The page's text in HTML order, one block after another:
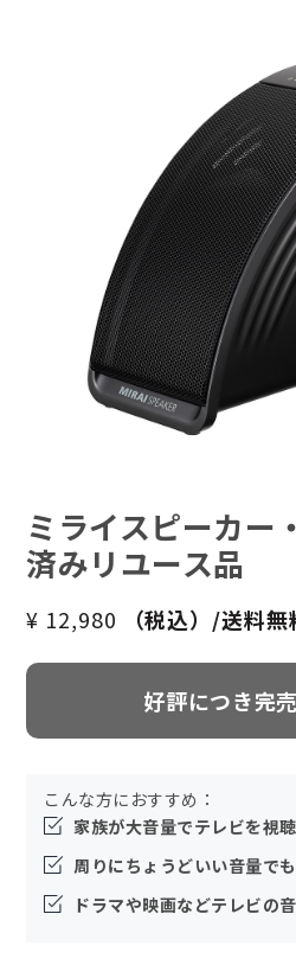
ミライスピーカー
済みリユース品
¥ 12,980 （税込）/送料無
好評につき完
こんな方におすすめ：
家族が大音量でテレビを視
周りにちょうどいい音量で
ドラマや映画などテレビの